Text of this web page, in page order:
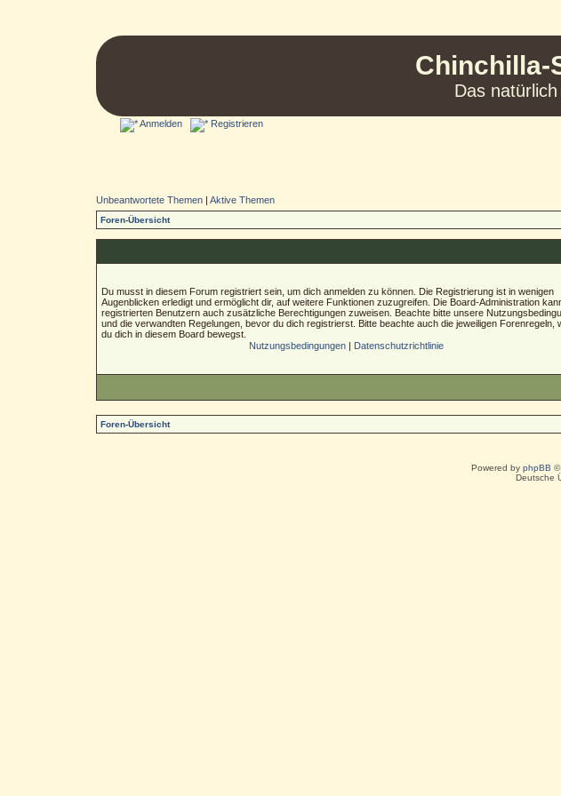
Chinchilla-
Das
Anmelden Registrieren
Unbeantwortete Themen| Aktive Themen
Foren-Übersicht
Du musst in diesem Forum registriert sein, um dich anmelden zu können. Die Registrierung ist in wenigen
Augenblicken erledigt und ermöglicht dir, auf weitere Funktionen zuzugreifen. Die Board-Administration
registrierten Benutzern auch zusätzliche Berechtigungen zuweisen. Beachte bitte unsere
und die verwandten Regelungen, bevor du dich registrierst. Bitte beachte auch die jeweiligen Forenregeln,
du dich in diesem Board bewegst.
Nutzungsbedingungen | Datenschutzrichtlinie
Foren-Übersicht
Powered by phpBB ©
Deutsche